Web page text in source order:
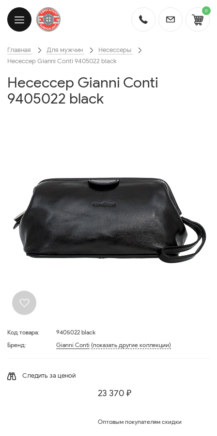
0
Главная Для мужчин
Несессеры
Несессер Gianni Conti 9405022 black
Несессер Gianni Conti
9405022 black
Код товара:
9405022 black
Бренд:
Gianni Conti (показать другие коллекции)
Следить за ценой
23 370 ₽
Оптовым покупателям скидки